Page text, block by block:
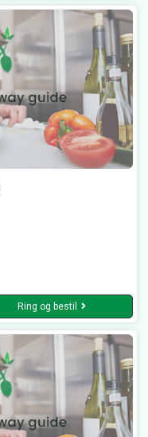
Ring og bestil